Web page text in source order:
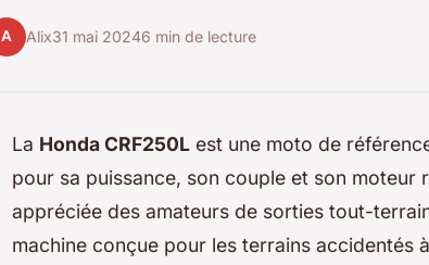
A Alix31 mai 20246 min de lecture
La Honda CRF250L est une moto de
pour sa puissance, son couple et son moteur
appréciée des amateurs de sorties tout-
machine conçue pour les terrains accidentés